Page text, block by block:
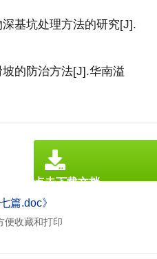
基坑处理方法的研究[J].
的防治方法[J].华南溢
篇.doc》
便收藏和打印
点击下载文档
文档为doc格式